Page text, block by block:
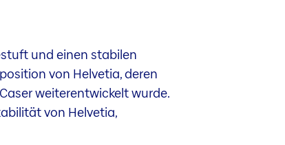
und einen stabilen
von Helvetia, deren
weiterentwickelt wurde.
von Helvetia,